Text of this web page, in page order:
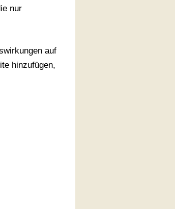
nur
auf
hinzufügen,